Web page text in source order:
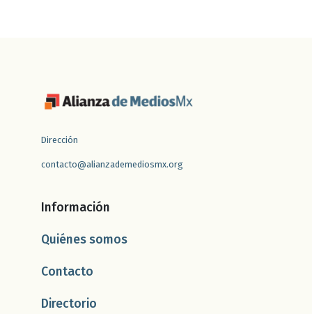
Dirección
contacto@alianzademediosmx.org
Información
Quiénes somos
Contacto
Directorio